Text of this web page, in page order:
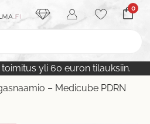
0
toimitus yli 60 euron tilauksiin.
– Medicube PDRN